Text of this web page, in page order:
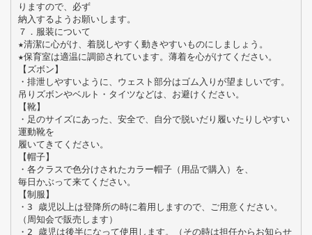
りますので、必ず
納入するようお願いします。
７．服装について
★清潔に心がけ、着脱しやすく動きやすいものにしましょう。
★保育室は適温に調節されています。薄着を心がけてください。
【ズボン】
・排泄しやすいように、ウェスト部分はゴム入りが望ましいです。
吊りズボンやベルト・タイツなどは、お避けください。
【靴】
・足のサイズにあった、安全で、自分で脱いだり履いたりしやすい
運動靴を
履いてきてください。
【帽子】
・各クラスで色分けされたカラー帽子（用品で購入）を、
毎日かぶって来てください。
【制服】
・3 歳児以上は登降所の時に着用しますので、ご用意ください。
（周知会で販売します）
・2 歳児は後半になって使用します。（その時は担任からお知らせ